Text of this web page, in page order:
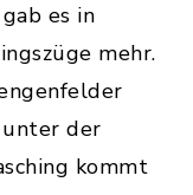
es in
mehr.
der
kommt